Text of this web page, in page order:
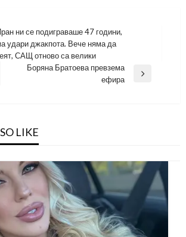
ни се подиграваше 47 години,
удари джакпота. Вече няма да
САЩ отново са велики
Боряна Братоева превзема
ефира
LIKE